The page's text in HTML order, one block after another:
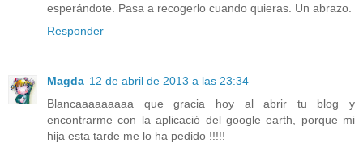
esperándote. Pasa a recogerlo cuando quieras. Un abrazo.
Responder
Magda 12 de abril de 2013 a las 23:34
Blancaaaaaaaaa que gracia hoy al abrir tu blog y
encontrarme con la aplicació del google earth, porque mi
hija esta tarde me lo ha pedido !!!!!